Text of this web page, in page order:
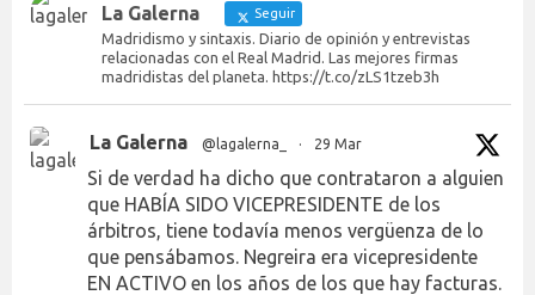
La Galerna Seguir
Madridismo y sintaxis. Diario de opinión y entrevistas
relacionadas con el Real Madrid. Las mejores firmas
madridistas del planeta. https://t.co/zLS1tzeb3h
La Galerna @lagalerna_ · 29 Mar
Si de verdad ha dicho que contrataron a alguien
que HABÍA SIDO VICEPRESIDENTE de los
árbitros, tiene todavía menos vergüenza de lo
que pensábamos. Negreira era vicepresidente
EN ACTIVO en los años de los que hay facturas.